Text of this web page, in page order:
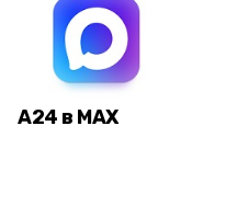
А24 в MAX